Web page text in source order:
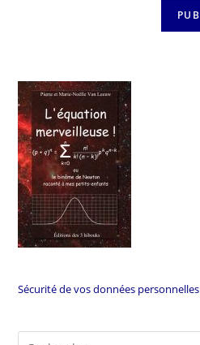
Sécurité de vos données personnelles